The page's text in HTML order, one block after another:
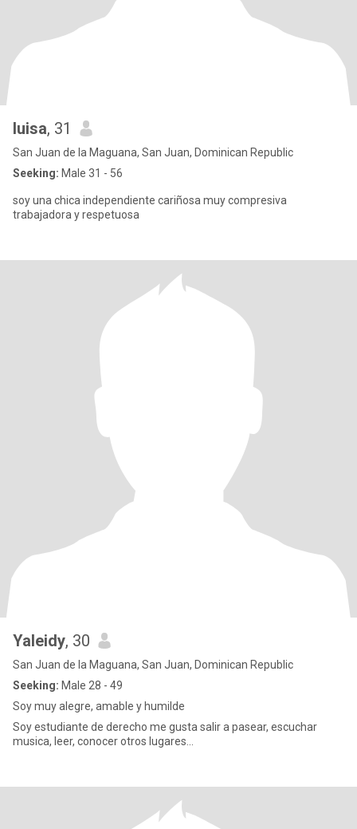
luisa, 31
San Juan de la Maguana, San Juan, Dominican Republic
Seeking: Male 31 - 56
soy una chica independiente cariñosa muy compresiva
trabajadora y respetuosa
Yaleidy, 30
San Juan de la Maguana, San Juan, Dominican Republic
Seeking: Male 28 - 49
Soy muy alegre, amable y humilde
Soy estudiante de derecho me gusta salir a pasear, escuchar
musica, leer, conocer otros lugares...